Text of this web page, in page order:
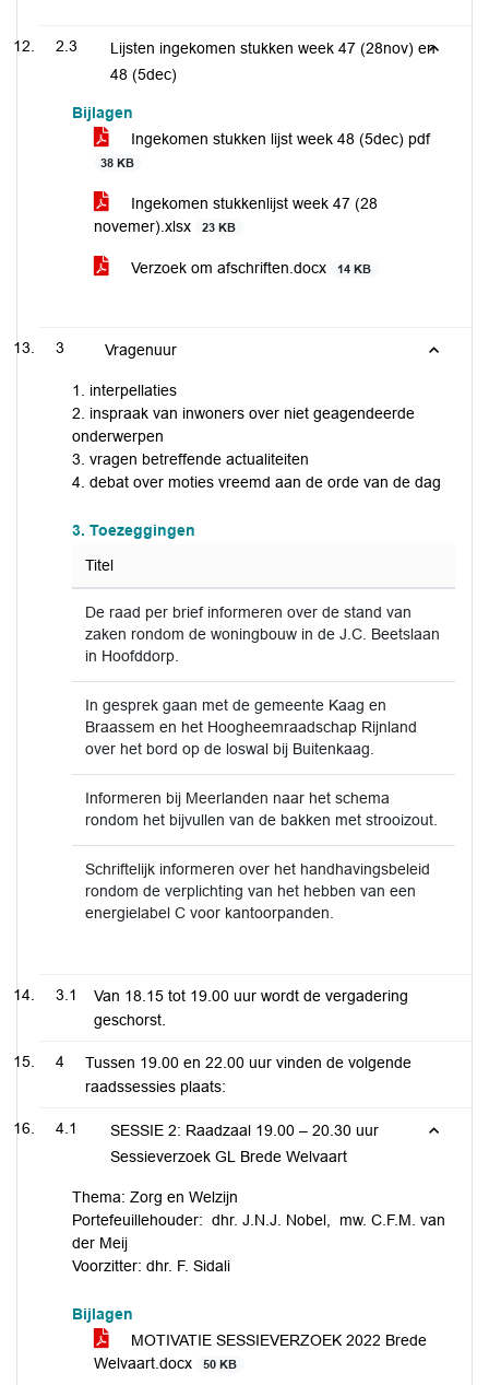
2.3
Lijsten ingekomen stukken week 47 (28nov) en
48 (5dec)
Bijlagen
Ingekomen stukken lijst week 48 (5dec) pdf
38 KB
Ingekomen stukkenlijst week 47 (28
novemer).xlsx
23 KB
Verzoek om afschriften.docx 14 KB
3 Vragenuur
1. interpellaties
2. inspraak van inwoners over niet geagendeerde
onderwerpen
3. vragen betreffende actualiteiten
4. debat over moties vreemd aan de orde van de dag
3. Toezeggingen
Titel
De raad per brief informeren over de stand van
zaken rondom de woningbouw in de J.C. Beetslaan
in Hoofddorp.
In gesprek gaan met de gemeente Kaag en
Braassem en het Hoogheemraadschap Rijnland
over het bord op de loswal bij Buitenkaag.
Informeren bij Meerlanden naar het schema
rondom het bijvullen van de bakken met strooizout.
Schriftelijk informeren over het handhavingsbeleid
rondom de verplichting van het hebben van een
energielabel C voor kantoorpanden.
3.1
Van 18.15 tot 19.00 uur wordt de vergadering
geschorst.
4
Tussen 19.00 en 22.00 uur vinden de volgende
raadssessies plaats:
4.1
SESSIE 2: Raadzaal 19.00 – 20.30 uur
Sessieverzoek GL Brede Welvaart
Thema: Zorg en Welzijn
Portefeuillehouder: dhr. J.N.J. Nobel, mw. C.F.M. van
der Meij
Voorzitter: dhr. F. Sidali
Bijlagen
MOTIVATIE SESSIEVERZOEK 2022 Brede
Welvaart.docx
50 KB